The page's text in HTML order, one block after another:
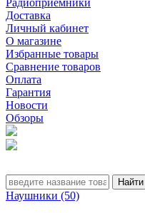
Радиоприемники
Доставка
Личный кабинет
О магазине
Избранные товары
Сравнение товаров
Оплата
Гарантия
Новости
Обзоры
Наушники (50)